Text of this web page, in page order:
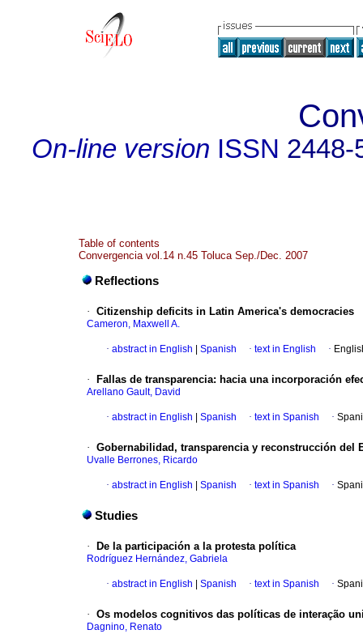
On-line version ISSN 2448-
Table of contents
Convergencia vol.14 n.45 Toluca Sep./Dec. 2007
Reflections
· Citizenship deficits in Latin America's democracies
Cameron, Maxwell A.
· abstract in English Spanish · text in English ·
· Fallas de transparencia: hacia una incorporación
Arellano Gault, David
· abstract in English Spanish · text in Spanish ·
· Gobernabilidad, transparencia y reconstrucción del
Uvalle Berrones, Ricardo
· abstract in English Spanish · text in Spanish ·
Studies
· De la participación a la protesta política
Rodríguez Hernández, Gabriela
· abstract in English Spanish · text in Spanish ·
· Os modelos cognitivos das políticas de interação
Dagnino, Renato